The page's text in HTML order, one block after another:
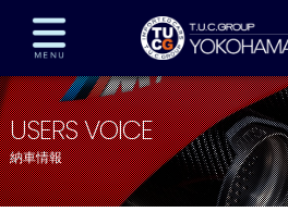
在庫車両情報 保証&サービス
TUCとは？ 店舗情報
全国納車 特別作業
USERS VOICE
納車情報